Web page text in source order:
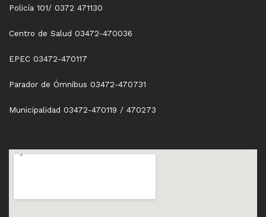
Policía 101/ 0372 471130
Centro de Salud 03472-470036
EPEC 03472-470117
Parador de Ómnibus 03472-470731
Municipalidad 03472-470119 / 470273